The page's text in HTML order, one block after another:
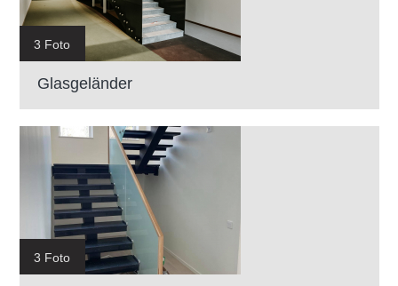
3 Foto
Glasgeländer
3 Foto